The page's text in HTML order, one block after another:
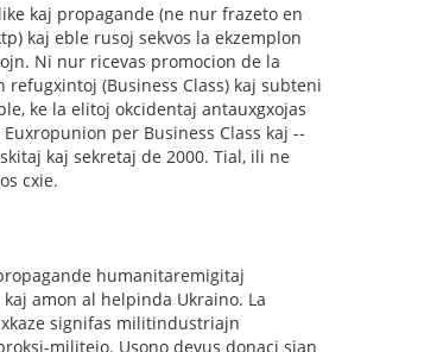
kaj propagande (ne nur frazeto en
kaj eble rusoj sekvos la ekzemplon
Ni nur ricevas promocion de la
(Business Class) kaj subteni
ke la elitoj okcidentaj antauxgxojas
per Business Class kaj --
kaj sekretaj de 2000. Tial, ili ne
cxie.
humanitaremigitaj
amon al helpinda Ukraino. La
signifas militindustriajn
militejo. Usono devus donaci sian